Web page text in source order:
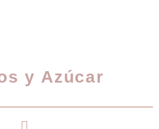
y Azúcar